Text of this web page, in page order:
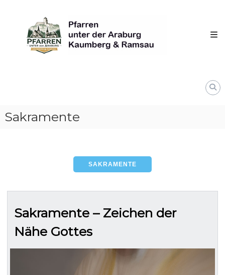
content
unter
derAraburg
Kaumberg
Sakramente
SAKRAMENTE
Sakramente – Zeichen der
Nähe Gottes